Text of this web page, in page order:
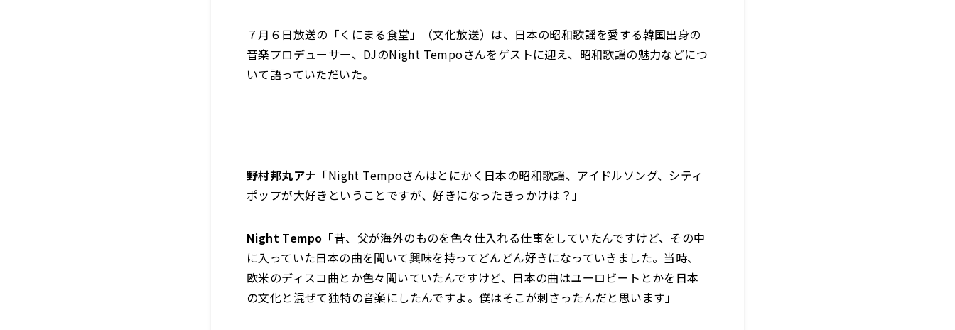
７月６日放送の「くにまる食堂」（文化放送）は、日本の昭和歌謡を愛する韓国出身の
音楽プロデューサー、DJのNight Tempoさんをゲストに迎え、昭和歌謡の魅力などにつ
いて語っていただいた。
野村邦丸アナ 「Night Tempoさんはとにかく日本の昭和歌謡、アイドルソング、シティ
ポップが大好きということですが、好きになったきっかけは？」
Night Tempo 「昔、父が海外のものを色々仕入れる仕事をしていたんですけど、その中
に入っていた日本の曲を聞いて興味を持ってどんどん好きになっていきました。当時、
欧米のディスコ曲とか色々聞いていたんですけど、日本の曲はユーロビートとかを日本
の文化と混ぜて独特の音楽にしたんですよ。僕はそこが刺さったんだと思います」